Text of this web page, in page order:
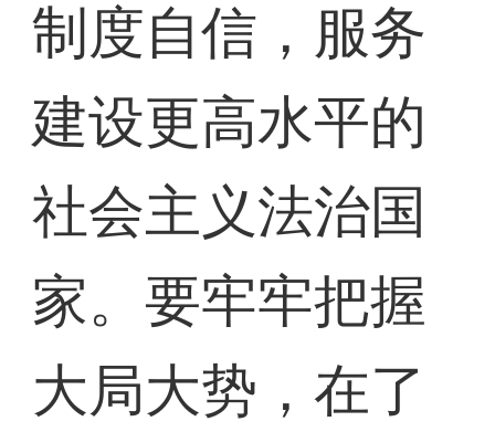
制度自信，服务
建设更高水平的
社会主义法治国
家。要牢牢把握
大局大势，在了